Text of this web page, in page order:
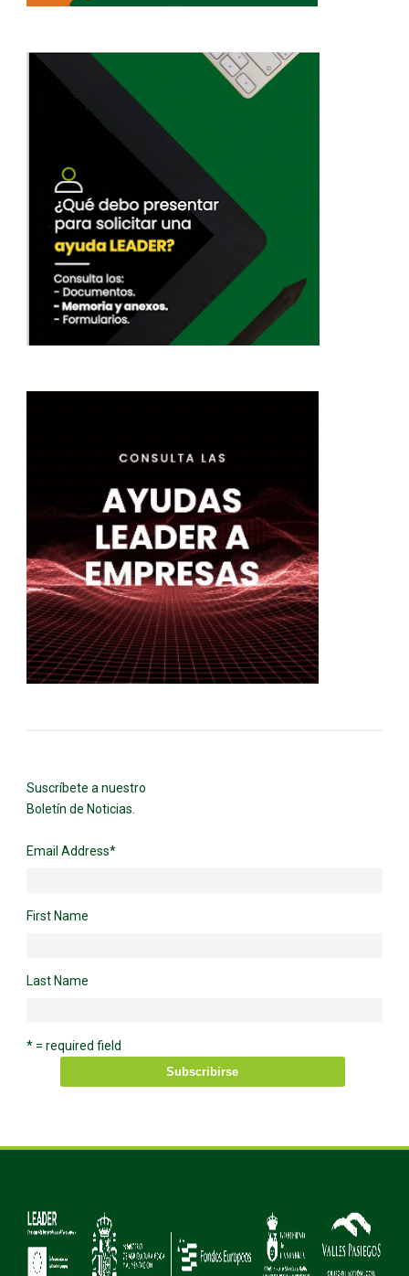
Suscríbete a nuestro
Boletín de Noticias.
Email Address*
First Name
Last Name
* = required field